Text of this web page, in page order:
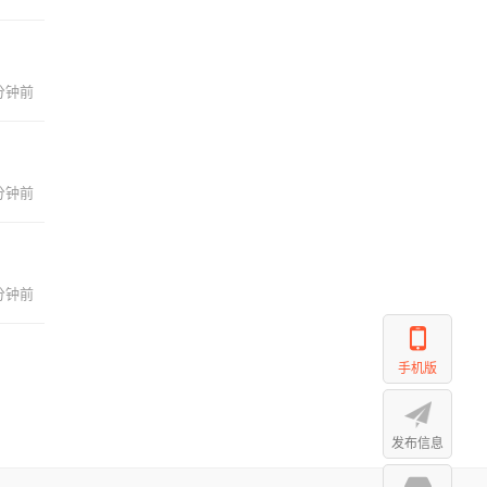
钟前
钟前
钟前
手机版
发布信息